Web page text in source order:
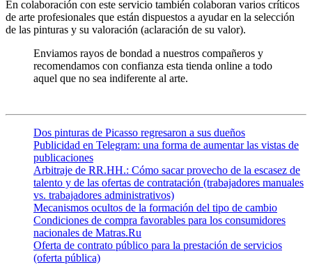
En colaboración con este servicio también colaboran varios críticos
de arte profesionales que están dispuestos a ayudar en la selección
de las pinturas y su valoración (aclaración de su valor).
Enviamos rayos de bondad a nuestros compañeros y
recomendamos con confianza esta tienda online a todo
aquel que no sea indiferente al arte.
Dos pinturas de Picasso regresaron a sus dueños
Publicidad en Telegram: una forma de aumentar las vistas de
publicaciones
Arbitraje de RR.HH.: Cómo sacar provecho de la escasez de
talento y de las ofertas de contratación (trabajadores manuales
vs. trabajadores administrativos)
Mecanismos ocultos de la formación del tipo de cambio
Condiciones de compra favorables para los consumidores
nacionales de Matras.Ru
Oferta de contrato público para la prestación de servicios
(oferta pública)